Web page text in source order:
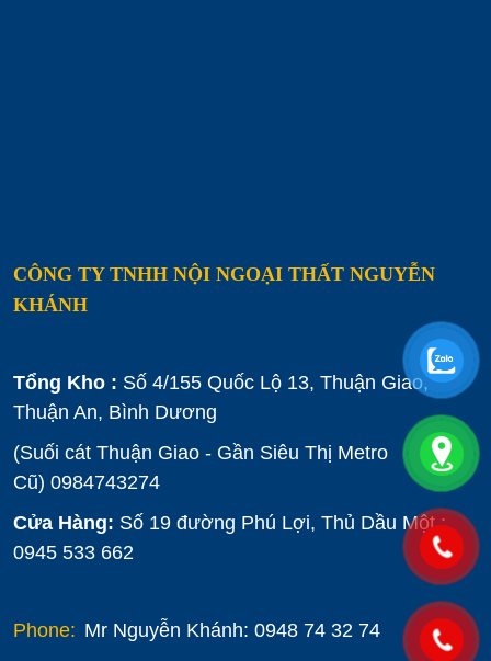
CÔNG TY TNHH NỘI NGOẠI THẤT NGUYỄN
KHÁNH
Tổng Kho : Số 4/155 Quốc Lộ 13, Thuận Giao,
Thuận An, Bình Dương
(Suối cát Thuận Giao - Gần Siêu Thị Metro
Cũ) 0984743274
Cửa Hàng: Số 19 đường Phú Lợi, Thủ Dầu Một :
0945 533 662
Phone: Mr Nguyễn Khánh: 0948 74 32 74